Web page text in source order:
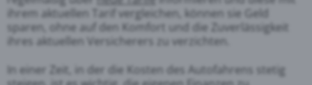
ihrem aktuellen Tarif vergleichen, können sie Geld
sparen, ohne auf den Komfort und die Zuverlässigkeit
ihres aktuellen Versicherers zu verzichten.
In einer Zeit, in der die Kosten des Autofahrens stetig